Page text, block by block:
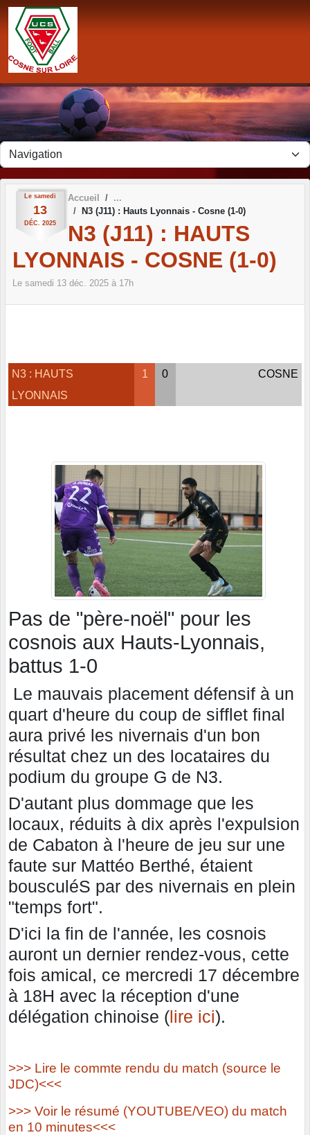
Le samedi
13
DÉC. 2025
Accueil
N3 (J11) : Hauts Lyonnais - Cosne (1-0)
N3 (J11) : HAUTS
LYONNAIS - COSNE (1-0)
Le samedi 13 déc. 2025 à 17h
N3 : HAUTS
LYONNAIS
1 0 COSNE
Pas de "père-noël" pour les
cosnois aux Hauts-Lyonnais,
battus 1-0
Le mauvais placement défensif à un
quart d'heure du coup de sifflet final
aura privé les nivernais d'un bon
résultat chez un des locataires du
podium du groupe G de N3.
D'autant plus dommage que les
locaux, réduits à dix après l'expulsion
de Cabaton à l'heure de jeu sur une
faute sur Mattéo Berthé, étaient
bousculéS par des nivernais en plein
"temps fort".
D'ici la fin de l'année, les cosnois
auront un dernier rendez-vous, cette
fois amical, ce mercredi 17 décembre
à 18H avec la réception d'une
délégation chinoise (lire ici).
>>> Lire le commte rendu du match (source le
JDC)<<<
>>> Voir le résumé (YOUTUBE/VEO) du match
en 10 minutes<<<
Panneau de gestion des cookies